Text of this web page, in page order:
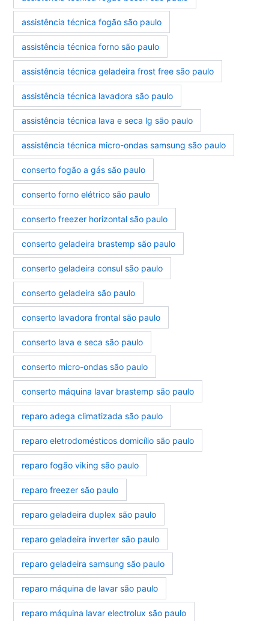
assistência técnica fogão são paulo
assistência técnica forno são paulo
assistência técnica geladeira frost free são paulo
assistência técnica lavadora são paulo
assistência técnica lava e seca lg são paulo
assistência técnica micro-ondas samsung são paulo
conserto fogão a gás são paulo
conserto forno elétrico são paulo
conserto freezer horizontal são paulo
conserto geladeira brastemp são paulo
conserto geladeira consul são paulo
conserto geladeira são paulo
conserto lavadora frontal são paulo
conserto lava e seca são paulo
conserto micro-ondas são paulo
conserto máquina lavar brastemp são paulo
reparo adega climatizada são paulo
reparo eletrodomésticos domicílio são paulo
reparo fogão viking são paulo
reparo freezer são paulo
reparo geladeira duplex são paulo
reparo geladeira inverter são paulo
reparo geladeira samsung são paulo
reparo máquina de lavar são paulo
reparo máquina lavar electrolux são paulo